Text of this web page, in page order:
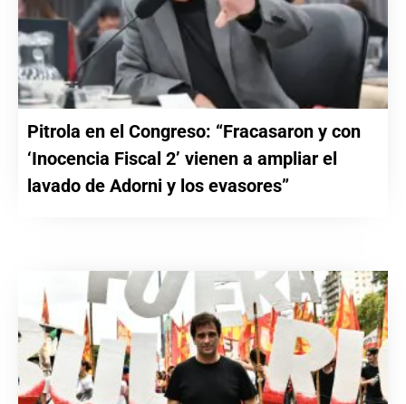
Pitrola en el Congreso: “Fracasaron y con
‘Inocencia Fiscal 2’ vienen a ampliar el
lavado de Adorni y los evasores”